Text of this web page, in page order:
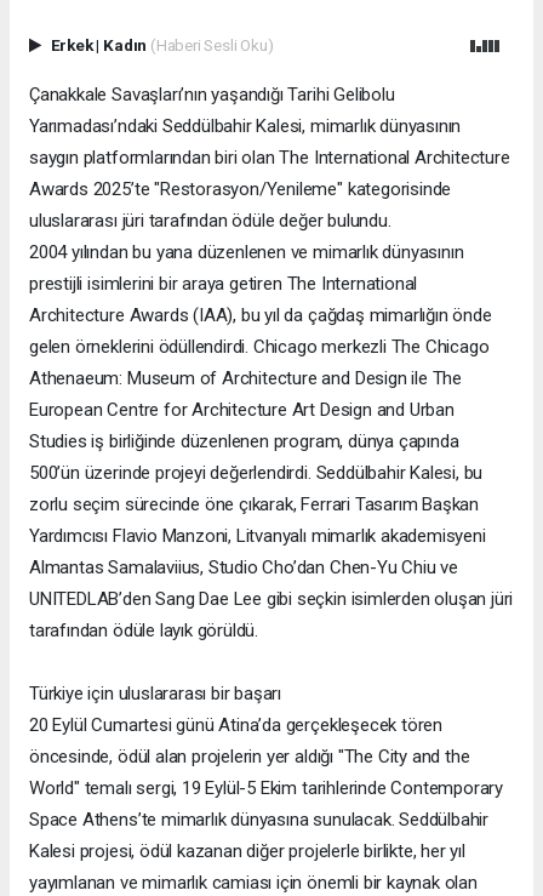
Erkek| Kadın (Haberi Sesli Oku)
Çanakkale Savaşları’nın yaşandığı Tarihi Gelibolu
Yarımadası’ndaki Seddülbahir Kalesi, mimarlık dünyasının
saygın platformlarından biri olan The International Architecture
Awards 2025’te "Restorasyon/Yenileme" kategorisinde
uluslararası jüri tarafından ödüle değer bulundu.
2004 yılından bu yana düzenlenen ve mimarlık dünyasının
prestijli isimlerini bir araya getiren The International
Architecture Awards (IAA), bu yıl da çağdaş mimarlığın önde
gelen örneklerini ödüllendirdi. Chicago merkezli The Chicago
Athenaeum: Museum of Architecture and Design ile The
European Centre for Architecture Art Design and Urban
Studies iş birliğinde düzenlenen program, dünya çapında
500’ün üzerinde projeyi değerlendirdi. Seddülbahir Kalesi, bu
zorlu seçim sürecinde öne çıkarak, Ferrari Tasarım Başkan
Yardımcısı Flavio Manzoni, Litvanyalı mimarlık akademisyeni
Almantas Samalaviius, Studio Cho’dan Chen-Yu Chiu ve
UNITEDLAB’den Sang Dae Lee gibi seçkin isimlerden oluşan jüri
tarafından ödüle layık görüldü.
Türkiye için uluslararası bir başarı
20 Eylül Cumartesi günü Atina’da gerçekleşecek tören
öncesinde, ödül alan projelerin yer aldığı "The City and the
World" temalı sergi, 19 Eylül-5 Ekim tarihlerinde Contemporary
Space Athens’te mimarlık dünyasına sunulacak. Seddülbahir
Kalesi projesi, ödül kazanan diğer projelerle birlikte, her yıl
yayımlanan ve mimarlık camiası için önemli bir kaynak olan